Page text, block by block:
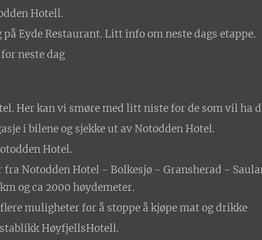
Hotell.
Eyde Restaurant. Litt info om neste dags etappe.
neste dag
Her kan vi smøre med litt niste for de som vil ha
i bilene og sjekke ut av Notodden Hotel.
Hotel.
fra Notodden Hotel - Bolkesjø - Gransherad -
og ca 2000 høydemeter.
muligheter for å stoppe å kjøpe mat og drikke
HøyfjellsHotell.